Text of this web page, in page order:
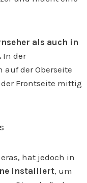
als auch in
In der
der Oberseite
Frontseite mittig
hat jedoch in
installiert, um